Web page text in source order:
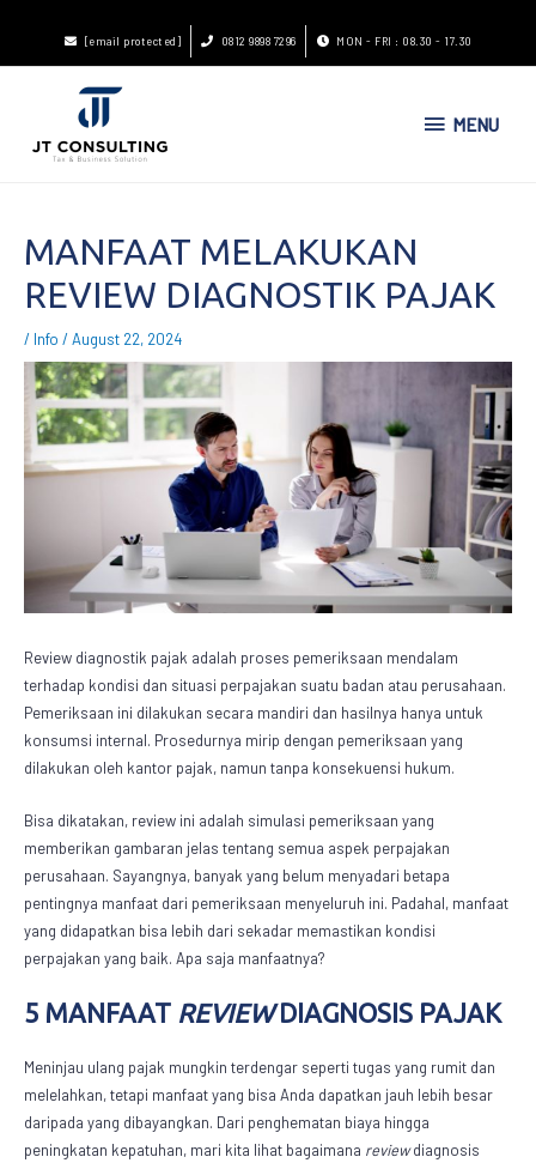
[email protected] 0812 9898 7296 MON - FRI : 08.30 - 17.30
MENU
MANFAAT MELAKUKAN
REVIEW DIAGNOSTIK PAJAK
/ Info /August 22, 2024
Review diagnostik pajak adalah proses pemeriksaan mendalam
terhadap kondisi dan situasi perpajakan suatu badan atau perusahaan.
Pemeriksaan ini dilakukan secara mandiri dan hasilnya hanya untuk
konsumsi internal. Prosedurnya mirip dengan pemeriksaan yang
dilakukan oleh kantor pajak, namun tanpa konsekuensi hukum.
Bisa dikatakan, review ini adalah simulasi pemeriksaan yang
memberikan gambaran jelas tentang semua aspek perpajakan
perusahaan. Sayangnya, banyak yang belum menyadari betapa
pentingnya manfaat dari pemeriksaan menyeluruh ini. Padahal, manfaat
yang didapatkan bisa lebih dari sekadar memastikan kondisi
perpajakan yang baik. Apa saja manfaatnya?
5 MANFAAT REVIEWDIAGNOSIS PAJAK
Meninjau ulang pajak mungkin terdengar seperti tugas yang rumit dan
melelahkan, tetapi manfaat yang bisa Anda dapatkan jauh lebih besar
daripada yang dibayangkan. Dari penghematan biaya hingga
peningkatan kepatuhan, mari kita lihat bagaimana reviewdiagnosis